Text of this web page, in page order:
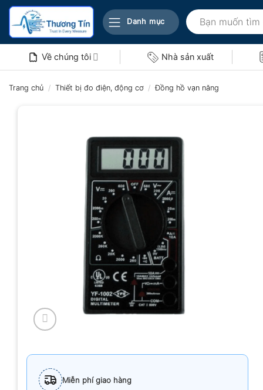
Bỏ
nội
Danh mục
Tìm
kiếm:
Về chúng tôi Nhà sản xuất
Trang chủ / Thiết bị đo điện, động cơ / Đồng hồ vạn năng
Miễn phí giao hàng